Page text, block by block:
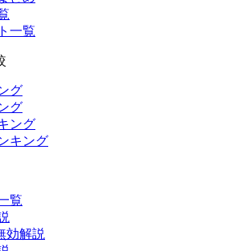
一覧
グ
グ
ング
キング
覧
効解説